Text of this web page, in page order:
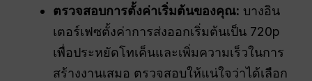
ตรวจสอบการตั้งค่าเริ่มต้นของคุณ: บางอิน
เตอร์เฟซตั้งค่าการส่งออกเริ่มต้นเป็น 720p
เพื่อประหยัดโทเค็นและเพิ่มความเร็วในการ
สร้างงานเสมอ ตรวจสอบให้แน่ใจว่าได้เลือก